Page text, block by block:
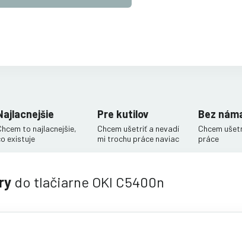
to najlacnejšie,
existuje
Pre kutilov
Chcem ušetriť a nevadí
mi trochu práce naviac
Bez
Chcem
práce
do tlačiarne OKI C5400n